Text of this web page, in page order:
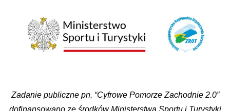
Zadanie publiczne pn. “Cyfrowe Pomorze Zachodnie 2.0”
dofinansowano ze środków Ministerstwa Sportu i Turystyki